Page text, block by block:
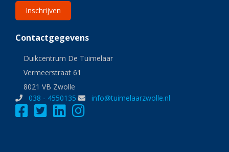
Contactgegevens
Duikcentrum De Tuimelaar
Vermeerstraat 61
8021 VB Zwolle
038 - 4550135
info@tuimelaarzwolle.nl